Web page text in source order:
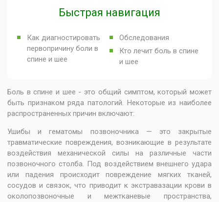
Быстрая навигация
Как диагностировать
первопричину боли в
спине и шее
Обследования
Кто лечит боль в спине
и шее
Боль в спине и шее - это общий симптом, который может
быть признаком ряда патологий. Некоторые из наиболее
распространенных причин включают:
Ушибы и гематомы позвоночника — это закрытые
травматические повреждения, возникающие в результате
воздействия механической силы на различные части
позвоночного столба. Под воздействием внешнего удара
или падения происходит повреждение мягких тканей,
сосудов и связок, что приводит к экстравазации крови в
околопозвоночные и межтканевые пространства,